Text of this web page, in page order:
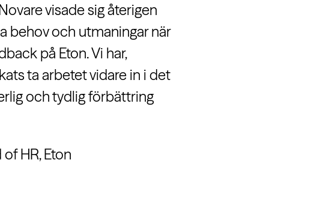
visade sig återigen
behov och utmaningar när
på Eton. Vi har,
ta arbetet vidare in i det
och tydlig förbättring
HR, Eton